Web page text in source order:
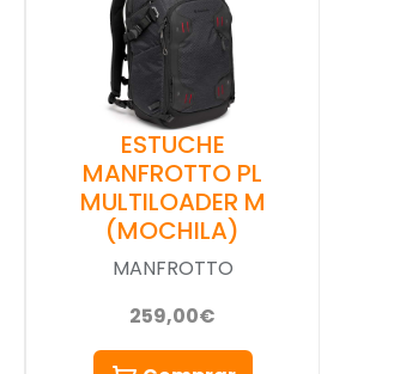
ESTUCHE
MANFROTTO PL
MULTILOADER M
(MOCHILA)
MANFROTTO
259,00€